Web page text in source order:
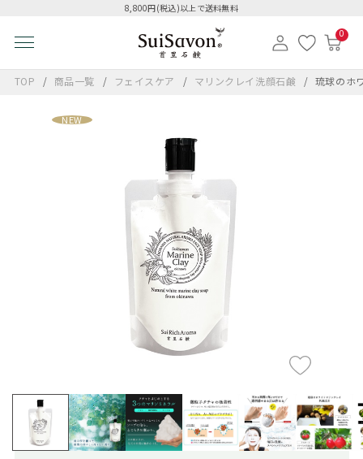
8,800円(税込)以上で送料無料
0
TOP 商品一覧 フェイスケア マリンクレイ洗顔石鹸 琉球のホ
NEW